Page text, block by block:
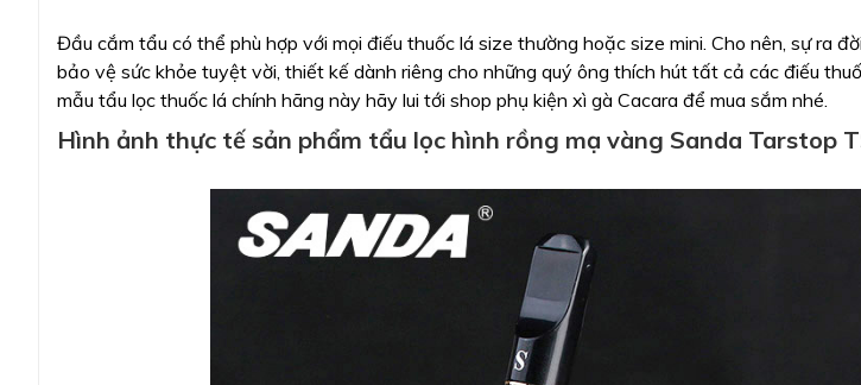
Đầu cắm tẩu có thể phù hợp với mọi điếu thuốc lá size thường hoặc size mini. Cho nên, sự ra
bảo vệ sức khỏe tuyệt vời, thiết kế dành riêng cho những quý ông thích hút tất cả các điếu
mẫu tẩu lọc thuốc lá chính hãng này hãy lui tới shop phụ kiện xì gà Cacara để mua sắm nhé.
Hình ảnh thực tế sản phẩm tẩu lọc hình rồng mạ vàng Sanda Tarstop